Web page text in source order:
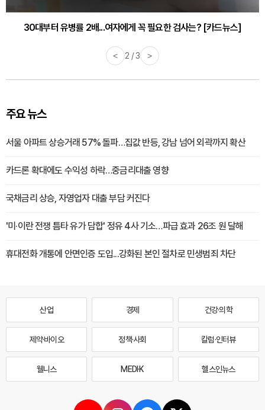
30대부터 유병률 2배...여자에게 꼭 필요한 검사는? [카드뉴스]
< 2 / 3 >
주요 뉴스
서울 아파트 상승거래 57% 돌파…집값 반등, 강남 넘어 외곽까지 확산
카드론 확대에도 수익성 하락…중금리대출 영향
국채금리 상승, 자영업자 대출 부담 커진다
'미·이란 전쟁 틈타 유가 담합' 정유 4사 기소…파급 효과 26조 원 달해
휴대전화 개통에 안면인증 도입...강화된 본인 절차로 민생범죄 차단
산업 경제 건강·의학
제약·바이오 정책·사회 칼럼·인터뷰
웰니스 MEDI·K 헬스인뉴스